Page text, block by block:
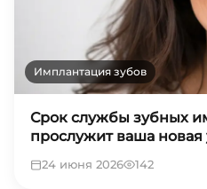
Имплантация зубов
Срок службы зубных
прослужит ваша новая
24 июня 2026 142